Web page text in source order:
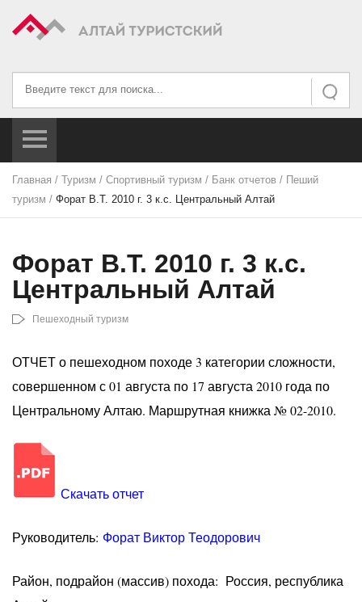
Искать
Искать...
Главная / Туризм / Спортивный туризм / Банк отчетов / Пеший
туризм / Форат В.Т. 2010 г. 3 к.с. Центральный Алтай
Форат В.Т. 2010 г. 3 к.с.
Центральный Алтай
Пешеходный туризм
ОТЧЕТ о пешеходном походе 3 категории сложности,
совершенном с 01 августа по 17 августа 2010 года по
Центральному Алтаю. Маршрутная книжка № 02-2010.
Скачать отчет
Руководитель: Форат Виктор Теодорович
Район, подрайон (массив) похода: Россия, республика